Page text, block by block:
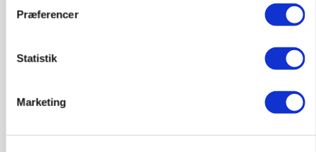
Præferencer
Statistik
Marketing